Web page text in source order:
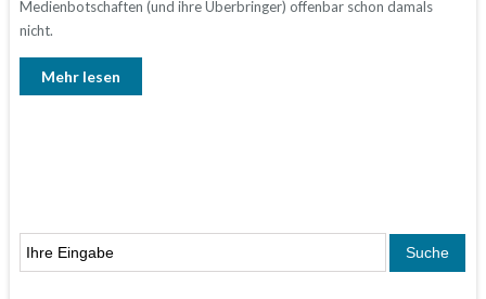
Medienbotschaften (und ihre Überbringer) offenbar schon damals
nicht.
Mehr lesen